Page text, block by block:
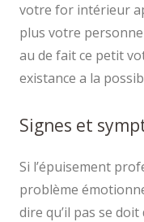
votre for intérieur
plus votre
au de fait ce petit
existance a la
Signes et
Si l’épuisement
problème
dire qu’il pas se